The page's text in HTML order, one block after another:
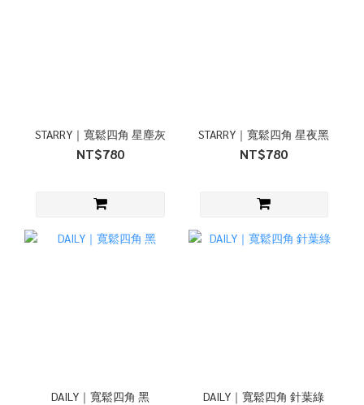
STARRY｜寬鬆四角 星塵灰
NT$780
STARRY｜寬鬆四角 星夜黑
NT$780
DAILY｜寬鬆四角 黑 DAILY｜寬鬆四角 針葉綠